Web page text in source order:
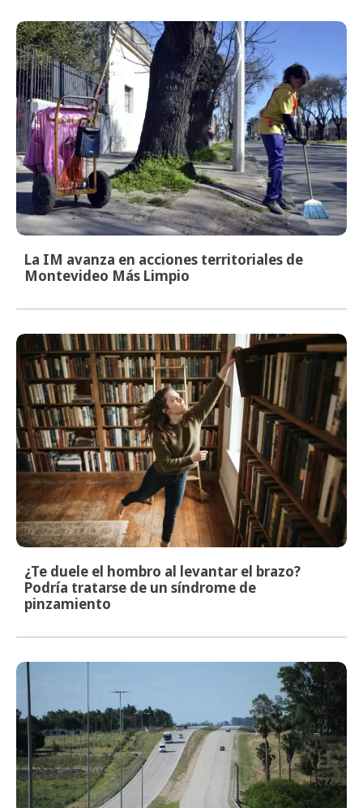
La IM avanza en acciones territoriales de
Montevideo Más Limpio
¿Te duele el hombro al levantar el brazo?
Podría tratarse de un síndrome de
pinzamiento